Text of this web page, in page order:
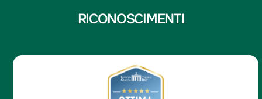
RICONOSCIMENTI